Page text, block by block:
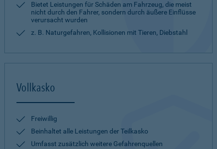
Bietet Leistungen für Schäden am Fahrzeug, die meist
nicht durch den Fahrer, sondern durch äußere Einflüsse
verursacht wurden
z. B. Naturgefahren, Kollisionen mit Tieren, Diebstahl
Vollkasko
Freiwillig
Beinhaltet alle Leistungen der Teilkasko
Umfasst zusätzlich weitere Gefahrenquellen